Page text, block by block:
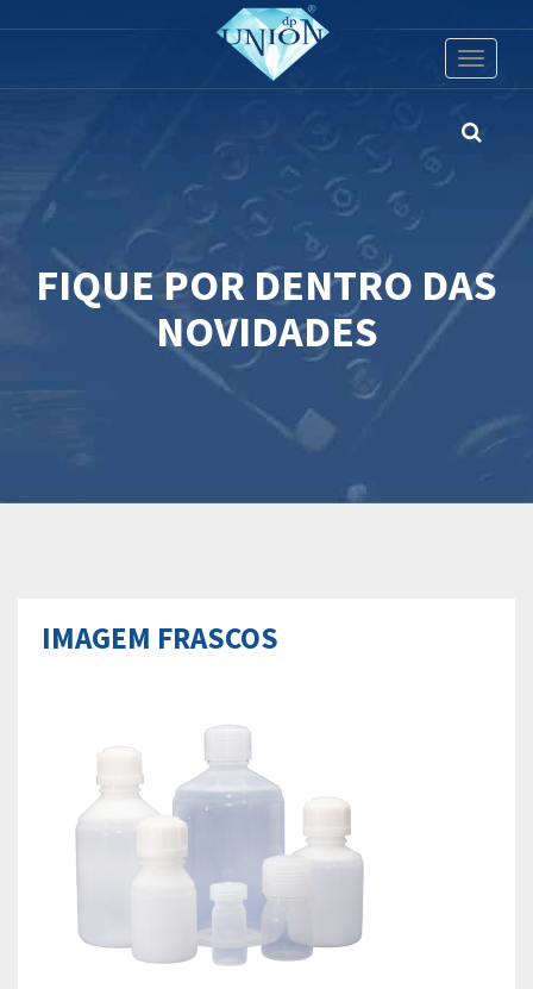
Toggle
FIQUE POR DENTRO DAS
NOVIDADES
IMAGEM FRASCOS